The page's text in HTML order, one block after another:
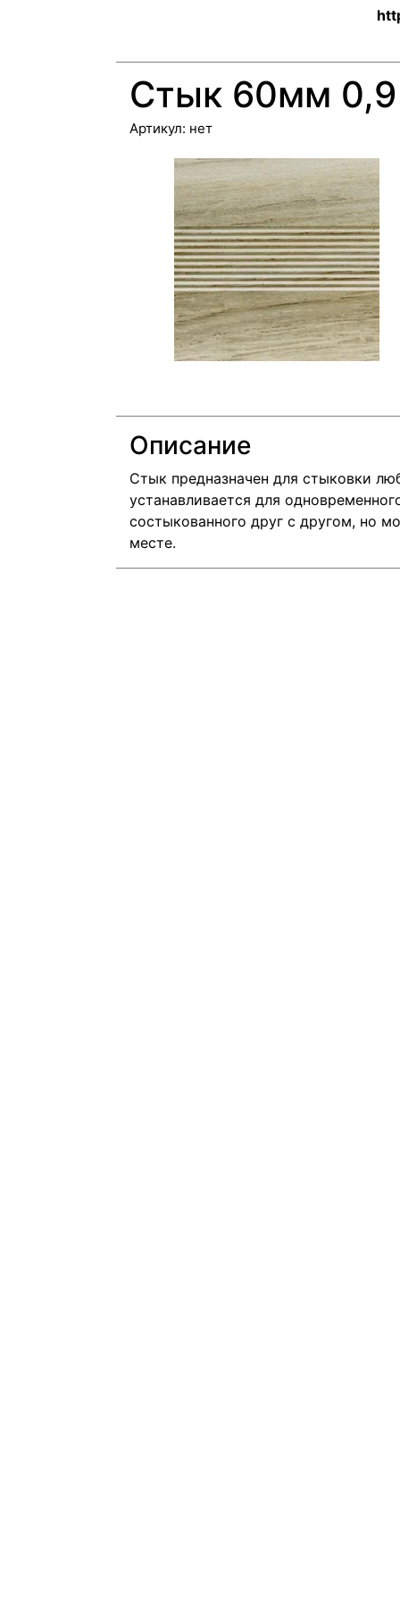
Стык 60мм 0,9
Артикул: нет
Описание
Стык предназначен для стыковки
устанавливается для
состыкованного друг с другом, но
месте.